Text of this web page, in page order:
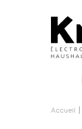
Accueil